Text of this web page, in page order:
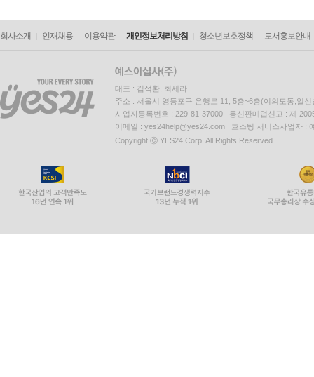
회사소개 인재채용 이용약관 개인정보처리방침 청소년보호정책 도서홍보안내
대표 : 김석환, 최세라
주소 : 서울시 영등포구 은행로 11, 5층~6층(여의도동,일신
사업자등록번호 : 229-81-37000 통신판매업신고 : 제
이메일 : yes24help@yes24.com 호스팅 서비스사업자 :
Copyright ⓒ YES24 Corp. All Rights Reserved.